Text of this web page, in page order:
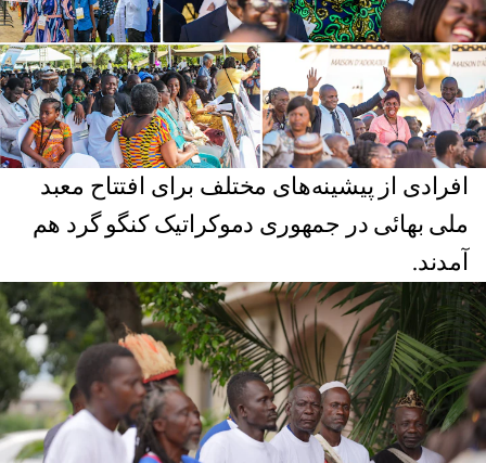
افرادی از پیشینه‌های مختلف برای افتتاح معبد
ملی بهائی در جمهوری دموکراتیک کنگو گرد هم
آمدند.